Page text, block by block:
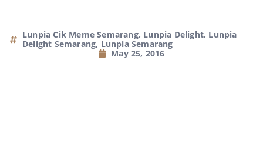
Lunpia Cik Meme Semarang, Lunpia Delight, Lunpia
Delight Semarang, Lunpia Semarang
May 25, 2016